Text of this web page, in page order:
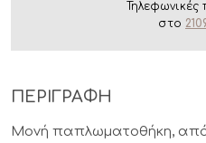
Τηλεφωνικές
στο
ΠΕΡΙΓΡΑΦΗ
Μονή παπλωματοθήκη,